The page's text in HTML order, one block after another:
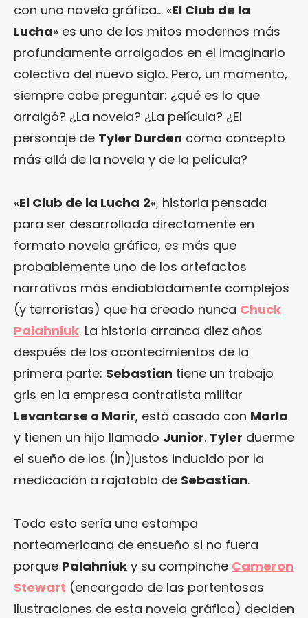
con una novela gráfica… «El Club de la
Lucha» es uno de los mitos modernos más
profundamente arraigados en el imaginario
colectivo del nuevo siglo. Pero, un momento,
siempre cabe preguntar: ¿qué es lo que
arraigó? ¿La novela? ¿La película? ¿El
personaje de Tyler Durden como concepto
más allá de la novela y de la película?
«El Club de la Lucha 2«, historia pensada
para ser desarrollada directamente en
formato novela gráfica, es más que
probablemente uno de los artefactos
narrativos más endiabladamente complejos
(y terroristas) que ha creado nunca Chuck
Palahniuk. La historia arranca diez años
después de los acontecimientos de la
primera parte: Sebastian tiene un trabajo
gris en la empresa contratista militar
Levantarse o Morir, está casado con Marla
y tienen un hijo llamado Junior. Tyler duerme
el sueño de los (in)justos inducido por la
medicación a rajatabla de Sebastian.
Todo esto sería una estampa
norteamericana de ensueño si no fuera
porque Palahniuk y su compinche Cameron
Stewart (encargado de las portentosas
ilustraciones de esta novela gráfica) deciden